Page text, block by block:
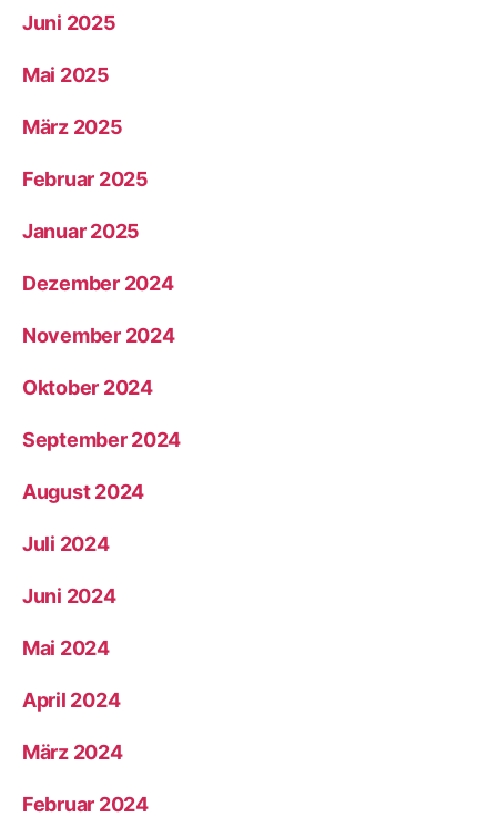
Juni 2025
Mai 2025
März 2025
Februar 2025
Januar 2025
Dezember 2024
November 2024
Oktober 2024
September 2024
August 2024
Juli 2024
Juni 2024
Mai 2024
April 2024
März 2024
Februar 2024